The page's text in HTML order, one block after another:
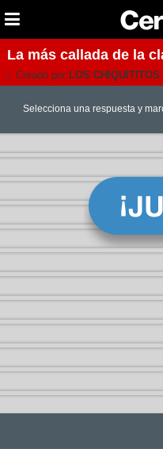
La más callada de la
Creado por: LOS CHIQUITITOS
Selecciona una respuesta y